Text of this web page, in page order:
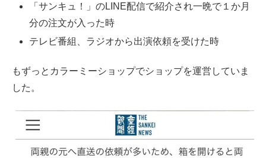
「サンキュ！」のLINE配信で紹介され一晩で１か月
分の注文が入った時
テレビ番組、ラジオから出演依頼を受けた時
もずっとカラーミーショップでショップを運営していま
した。